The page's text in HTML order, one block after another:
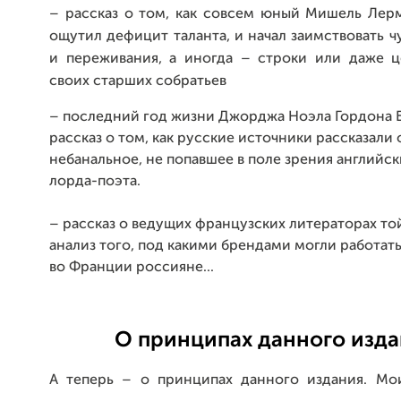
– рассказ о том, как совсем юный Мишель
ощутил дефицит таланта, и начал заимствовать
и переживания, а иногда – строки или даже
своих старших собратьев
– последний год жизни Джорджа Ноэла Гордона
рассказ о том, как русские источники
небанальное, не попавшее в поле зрения
лорда-поэта.
– рассказ о ведущих французских литераторах
анализ того, под какими брендами могли
во Франции россияне...
О принципах данного
А теперь – о принципах данного издания.